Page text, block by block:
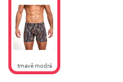
tmavě modrá